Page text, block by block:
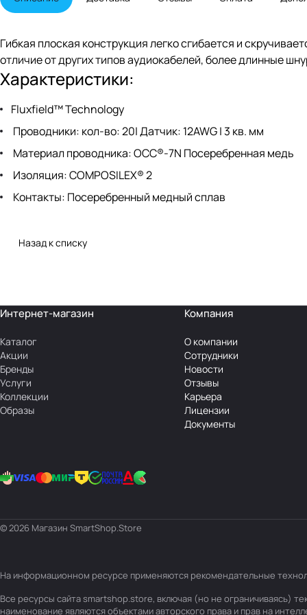
Гибкая плоская конструкция легко сгибается и
отличие от других типов аудиокабелей, более длинные
Характеристики:
Fluxfield™ Technology
Проводники: кол-во: 20| Датчик: 12AWG | 3 кв. мм
Материал проводника: OCC®-7N Посеребренная медь
Изоляция: COMPOSILEX® 2
Контакты: Посеребренный медный сплав
Назад к списку
Интернет-магазин
Каталог
Акции
Бренды
Услуги
Коллекции
Образы
Компания
О компании
Сотрудники
Новости
Отзывы
Карьера
Лицензии
Документы
© 2026 Магазин SmartShop.Store
На информационном ресурсе применяются рекомендательные
Все ресурсы сайта smartshop.store, включая (но не ограничиваясь)
наименование являются объектами авторского права и прав на